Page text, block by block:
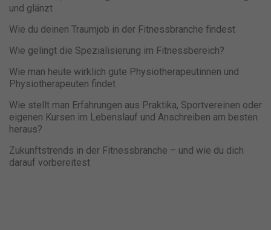
und glänzt
Wie du deinen Traumjob in der Fitnessbranche findest
Wie gelingt die Spezialisierung im Fitnessbereich?
Wie man heute wirklich gute Physiotherapeutinnen und
Physiotherapeuten findet
Wie stellt man Erfahrungen aus Praktika, Sportvereinen oder
eigenen Kursen im Lebenslauf und Anschreiben am besten
heraus?
Zukunftstrends in der Fitnessbranche – und wie du dich
darauf vorbereitest